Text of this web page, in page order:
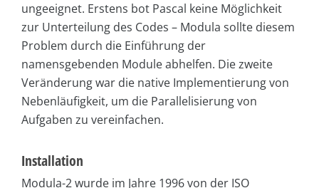
ungeeignet. Erstens bot Pascal keine Möglichkeit
zur Unterteilung des Codes – Modula sollte diesem
Problem durch die Einführung der
namensgebenden Module abhelfen. Die zweite
Veränderung war die native Implementierung von
Nebenläufigkeit, um die Parallelisierung von
Aufgaben zu vereinfachen.
Installation
Modula-2 wurde im Jahre 1996 von der ISO